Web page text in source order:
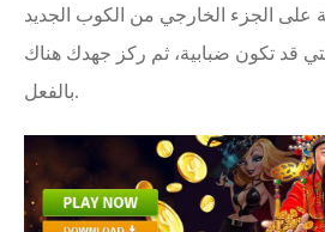
الجزء الخارجي من الكوب الجديد
قد تكون ضبابية، ثم ركز جهدك هناك
بالفعل.